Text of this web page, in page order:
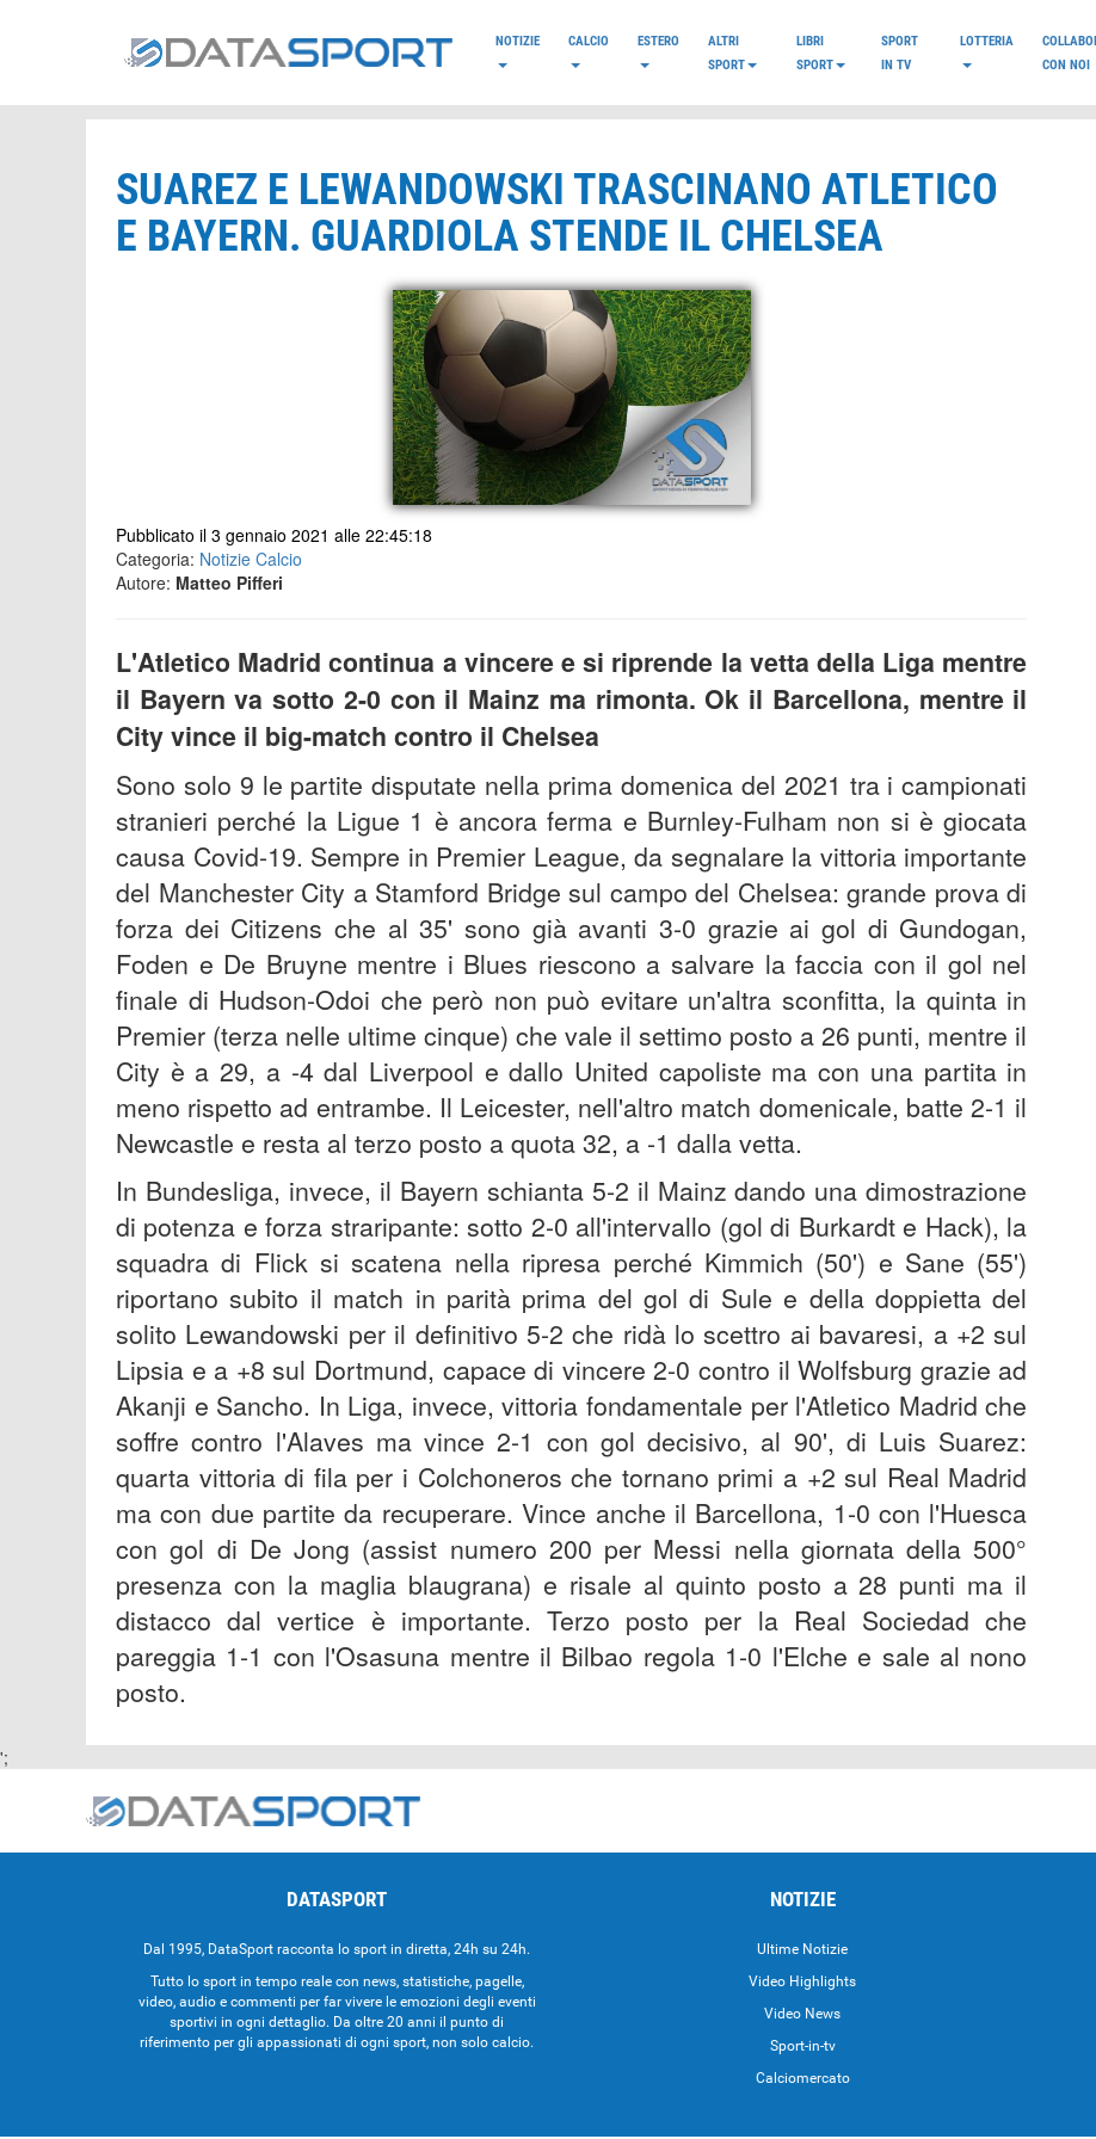
NOTIZIE CALCIO ESTERO
ALTRI
SPORT
LIBRI
SPORT
SPORT
IN TV
LOTTERIA
CON NOI
SUAREZ E LEWANDOWSKI TRASCINANO ATLETICO
E BAYERN. GUARDIOLA STENDE IL CHELSEA
Pubblicato il 3 gennaio 2021 alle 22:45:18
Categoria: Notizie Calcio
Autore: Matteo Pifferi
L'Atletico Madrid continua a vincere e si riprende la vetta della Liga mentre
il Bayern va sotto 2-0 con il Mainz ma rimonta. Ok il Barcellona, mentre il
City vince il big-match contro il Chelsea
Sono solo 9 le partite disputate nella prima domenica del 2021 tra i campionati
stranieri perché la Ligue 1 è ancora ferma e Burnley-Fulham non si è giocata
causa Covid-19. Sempre in Premier League, da segnalare la vittoria importante
del Manchester City a Stamford Bridge sul campo del Chelsea: grande prova di
forza dei Citizens che al 35' sono già avanti 3-0 grazie ai gol di Gundogan,
Foden e De Bruyne mentre i Blues riescono a salvare la faccia con il gol nel
finale di Hudson-Odoi che però non può evitare un'altra sconfitta, la quinta in
Premier (terza nelle ultime cinque) che vale il settimo posto a 26 punti, mentre il
City è a 29, a -4 dal Liverpool e dallo United capoliste ma con una partita in
meno rispetto ad entrambe. Il Leicester, nell'altro match domenicale, batte 2-1 il
Newcastle e resta al terzo posto a quota 32, a -1 dalla vetta.
In Bundesliga, invece, il Bayern schianta 5-2 il Mainz dando una dimostrazione
di potenza e forza straripante: sotto 2-0 all'intervallo (gol di Burkardt e Hack), la
squadra di Flick si scatena nella ripresa perché Kimmich (50') e Sane (55')
riportano subito il match in parità prima del gol di Sule e della doppietta del
solito Lewandowski per il definitivo 5-2 che ridà lo scettro ai bavaresi, a +2 sul
Lipsia e a +8 sul Dortmund, capace di vincere 2-0 contro il Wolfsburg grazie ad
Akanji e Sancho. In Liga, invece, vittoria fondamentale per l'Atletico Madrid che
soffre contro l'Alaves ma vince 2-1 con gol decisivo, al 90', di Luis Suarez:
quarta vittoria di fila per i Colchoneros che tornano primi a +2 sul Real Madrid
ma con due partite da recuperare. Vince anche il Barcellona, 1-0 con l'Huesca
con gol di De Jong (assist numero 200 per Messi nella giornata della 500°
presenza con la maglia blaugrana) e risale al quinto posto a 28 punti ma il
distacco dal vertice è importante. Terzo posto per la Real Sociedad che
pareggia 1-1 con l'Osasuna mentre il Bilbao regola 1-0 l'Elche e sale al nono
posto.
';
DATASPORT
Dal 1995, DataSport racconta lo sport in diretta, 24h su 24h.
Tutto lo sport in tempo reale con news, statistiche, pagelle,
video, audio e commenti per far vivere le emozioni degli eventi
sportivi in ogni dettaglio. Da oltre 20 anni il punto di
riferimento per gli appassionati di ogni sport, non solo calcio.
NOTIZIE
Ultime Notizie
Video Highlights
Video News
Sport-in-tv
Calciomercato